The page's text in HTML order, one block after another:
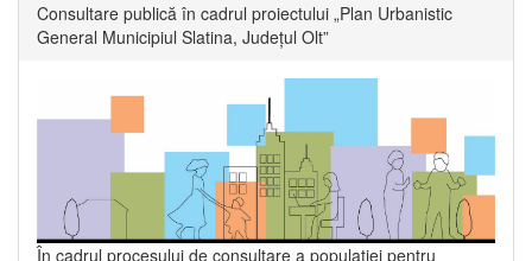
Consultare publică în cadrul proiectului „Plan Urbanistic
General Municipiul Slatina, Județul Olt”
În cadrul procesului de consultare a populaţiei pentru